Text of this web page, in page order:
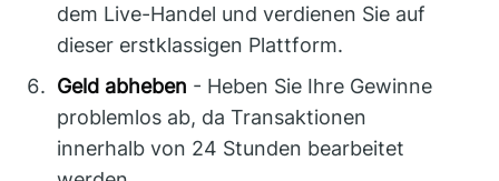
dem Live-Handel und verdienen Sie auf
dieser erstklassigen Plattform.
Geld abheben - Heben Sie Ihre Gewinne
problemlos ab, da Transaktionen
innerhalb von 24 Stunden bearbeitet